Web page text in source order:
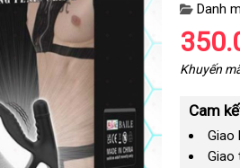
Danh
Khuyến
Cam
Giao
Giao